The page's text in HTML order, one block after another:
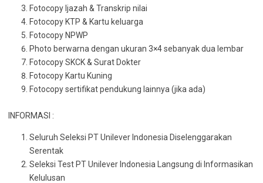
Fotocopy Ijazah & Transkrip nilai
Fotocopy KTP & Kartu keluarga
Fotocopy NPWP
Photo berwarna dengan ukuran 3×4 sebanyak dua lembar
Fotocopy SKCK & Surat Dokter
Fotocopy Kartu Kuning
Fotocopy sertifikat pendukung lainnya (jika ada)
INFORMASI :
Seluruh Seleksi PT Unilever Indonesia Diselenggarakan
Serentak
Seleksi Test PT Unilever Indonesia Langsung di Informasikan
Kelulusan